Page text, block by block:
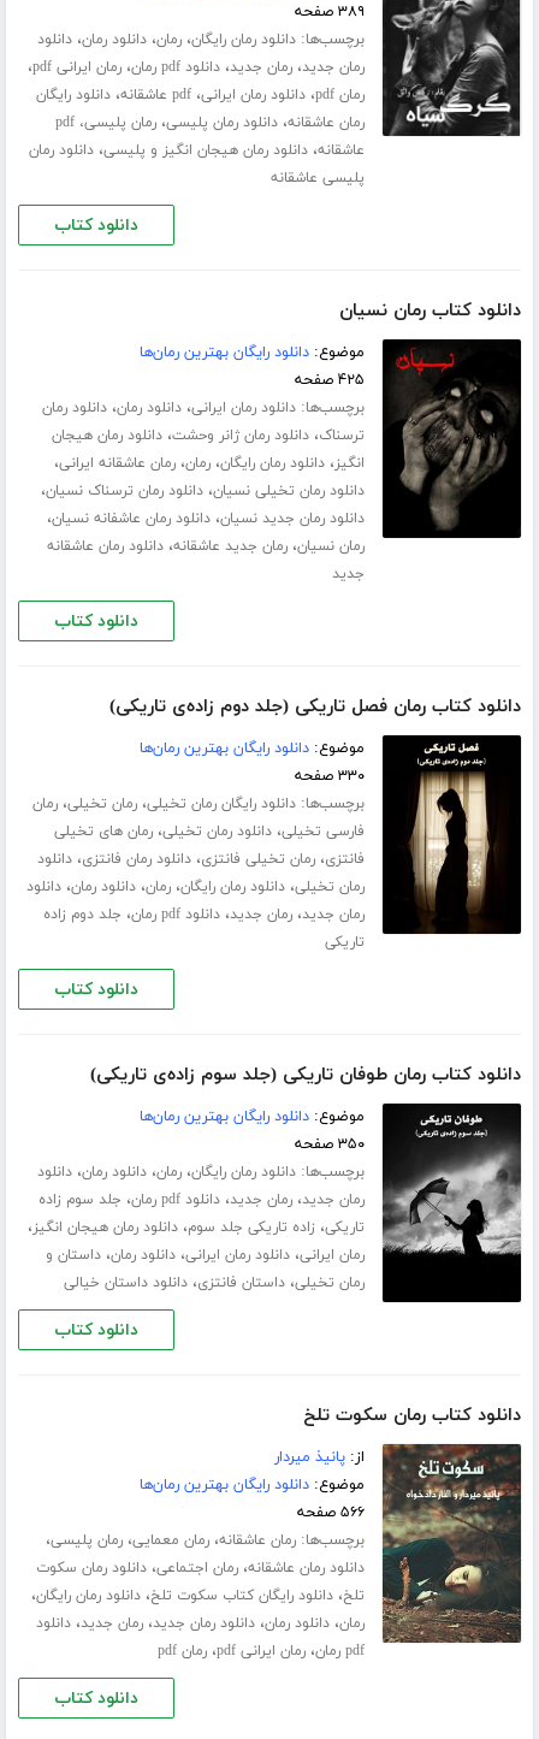
۳۸۹ صفحه
برچسب‌ها:دانلود رمان رایگان،رمان،دانلود رمان،دانلود
رمان جدید،رمان جدید،دانلود pdf رمان ،رمان ایرانی pdf ،
رمان pdf ،دانلود رمان ایرانی،pdf عاشقانه ،دانلود رایگان
رمان عاشقانه،دانلود رمان پلیسی،
رمان پلیسی، pdf
عاشقانه،دانلود رمان هیجان انگیز و پلیسی،دانلود رمان
پلیسی عاشقانه
دانلود کتاب
دانلود کتاب رمان نسیان
موضوع:دانلود رایگان بهترین رمان‌ها
۴۲۵ صفحه
برچسب‌ها:دانلود رمان ایرانی،دانلود رمان،دانلود رمان
ترسناک،دانلود رمان ژانر وحشت،دانلود رمان هیجان
انگیز،دانلود رمان رایگان،رمان،رمان عاشقانه ایرانی،
دانلود رمان تخیلی نسیان،دانلود رمان ترسناک نسیان،
دانلود رمان جدید نسیان،دانلود رمان عاشفانه نسیان،
رمان نسیان،رمان جدید عاشقانه،دانلود رمان عاشقانه
جدید
دانلود کتاب
دانلود کتاب رمان فصل تاریکی (جلد دوم زاده‌ی تاریکی)
موضوع:دانلود رایگان بهترین رمان‌ها
۳۳۰ صفحه
برچسب‌ها:دانلود رایگان رمان تخیلی،رمان تخیلی،رمان
فارسی تخیلی،دانلود رمان تخیلی،رمان های تخیلی
فانتزی،رمان تخیلی فانتزی،دانلود رمان فانتزی،دانلود
رمان تخیلی،دانلود رمان رایگان،رمان،دانلود رمان،دانلود
رمان جدید،رمان جدید،دانلود pdf رمان ، جلد دوم زاده
تاریکی
دانلود کتاب
دانلود کتاب رمان طوفان تاریکی (جلد سوم زاده‌ی تاریکی)
موضوع:دانلود رایگان بهترین رمان‌ها
۳۵۰ صفحه
برچسب‌ها:دانلود رمان رایگان،رمان،دانلود رمان،دانلود
رمان جدید،رمان جدید،دانلود pdf رمان ، جلد سوم زاده
تاریکی، زاده تاریکی جلد سوم،دانلود رمان هیجان انگیز،
رمان ایرانی،دانلود رمان ایرانی،دانلود رمان،داستان و
رمان تخیلی،داستان فانتزی،دانلود داستان خیالی
دانلود کتاب
دانلود کتاب رمان سکوت تلخ
از:پانیذ میردار
موضوع:دانلود رایگان بهترین رمان‌ها
۵۶۶ صفحه
برچسب‌ها:رمان عاشقانه،رمان معمایی،رمان پلیسی،
دانلود رمان عاشقانه،رمان اجتماعی،دانلود رمان سکوت
تلخ،دانلود رایگان کتاب سکوت تلخ،دانلود رمان رایگان،
رمان،دانلود رمان،دانلود رمان جدید،رمان جدید،دانلود
pdf رمان
،رمان ایرانی pdf ،رمان pdf
دانلود کتاب